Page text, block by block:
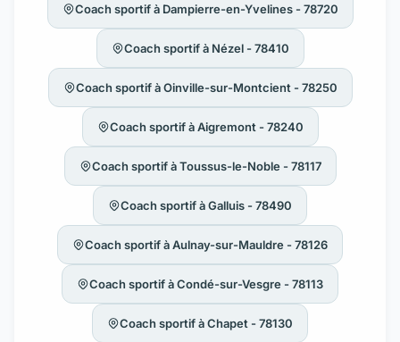
Coach sportif à Dampierre-en-Yvelines - 78720
Coach sportif à Nézel - 78410
Coach sportif à Oinville-sur-Montcient - 78250
Coach sportif à Aigremont - 78240
Coach sportif à Toussus-le-Noble - 78117
Coach sportif à Galluis - 78490
Coach sportif à Aulnay-sur-Mauldre - 78126
Coach sportif à Condé-sur-Vesgre - 78113
Coach sportif à Chapet - 78130